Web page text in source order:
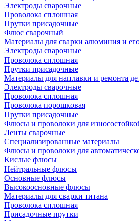
Электроды сварочные
Проволока сплошная
Прутки присадочные
Флюс сварочный
Материалы для сварки алюминия и
Электроды сварочные
Проволока сплошная
Прутки присадочные
Материалы для наплавки и ремонта
Электроды сварочные
Проволока сплошная
Проволока порошковая
Прутки присадочные
Флюсы и проволоки для
Ленты сварочные
Специализированные материалы
Флюсы и проволоки для
Кислые флюсы
Нейтральные флюсы
Основные флюсы
Высокоосновные флюсы
Материалы для сварки титана
Проволока сплошная
Присадочные прутки